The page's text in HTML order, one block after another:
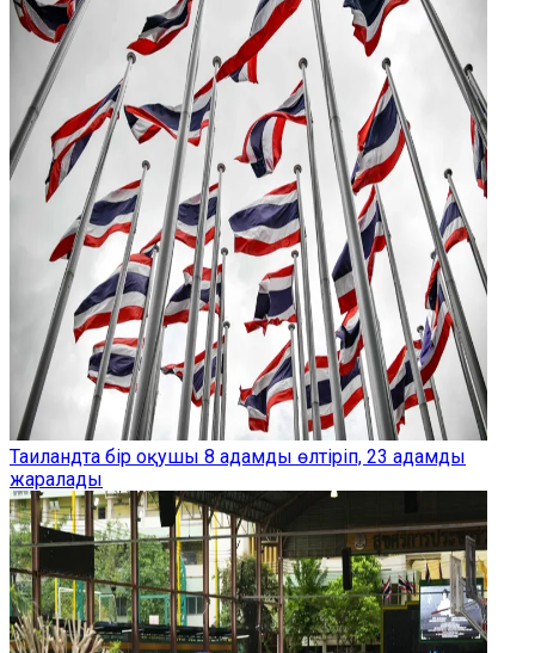
Таиландта бір оқушы 8 адамды өлтіріп, 23 адамды
жаралады